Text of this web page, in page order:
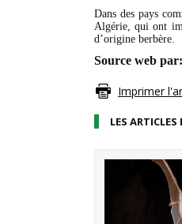
Dans des pays
Algérie, qui ont
d’origine berbère.
Source web par:
Imprimer
LES